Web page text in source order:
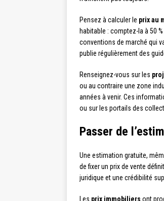
Pensez à calculer le prix au
habitable : comptez-la à 50
conventions de marché qui
publie régulièrement des
Renseignez-vous sur les
ou au contraire une zone
années à venir. Ces
ou sur les portails des
Passer de
Une estimation gratuite,
de fixer un prix de vente
juridique et une crédibilité
Les prix immobiliers ont